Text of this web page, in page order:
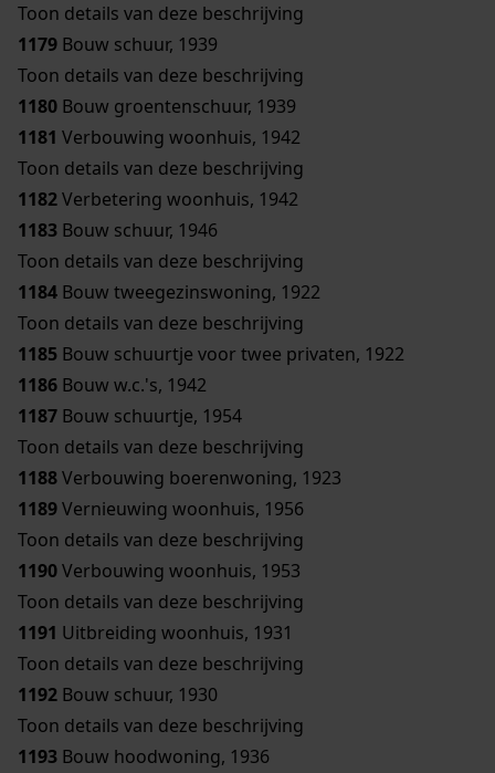
Toon details van deze beschrijving
1179 Bouw schuur, 1939
Toon details van deze beschrijving
1180 Bouw groentenschuur, 1939
1181 Verbouwing woonhuis, 1942
Toon details van deze beschrijving
1182Verbetering woonhuis, 1942
1183 Bouw schuur, 1946
Toon details van deze beschrijving
1184 Bouw tweegezinswoning, 1922
Toon details van deze beschrijving
1185 Bouw schuurtje voor twee privaten, 1922
1186 Bouw w.c.'s, 1942
1187 Bouw schuurtje, 1954
Toon details van deze beschrijving
1188Verbouwing boerenwoning, 1923
1189Vernieuwing woonhuis, 1956
Toon details van deze beschrijving
1190Verbouwing woonhuis, 1953
Toon details van deze beschrijving
1191 Uitbreiding woonhuis, 1931
Toon details van deze beschrijving
1192 Bouw schuur, 1930
Toon details van deze beschrijving
1193 Bouw hoodwoning, 1936